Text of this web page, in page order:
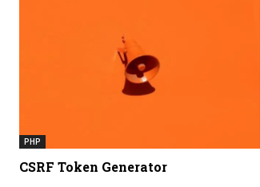
PHP
CSRF Token Generator